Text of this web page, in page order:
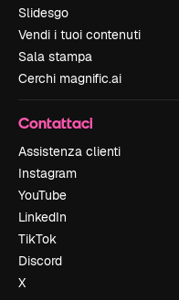
Slidesgo
Vendi i tuoi contenuti
Sala stampa
Cerchi magnific.ai
Contattaci
Assistenza clienti
Instagram
YouTube
LinkedIn
TikTok
Discord
X